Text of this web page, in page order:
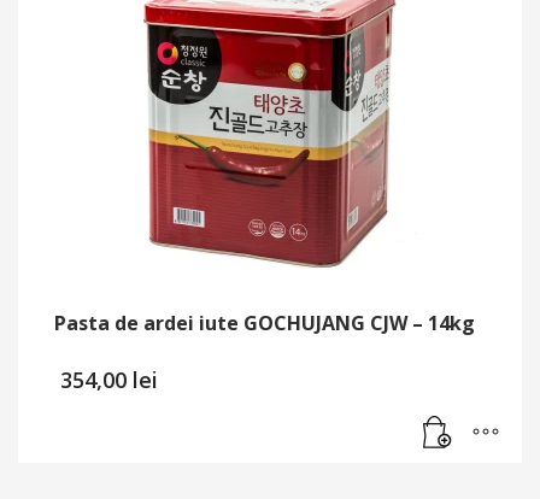
Pasta de ardei iute GOCHUJANG CJW – 14kg
354,00 lei